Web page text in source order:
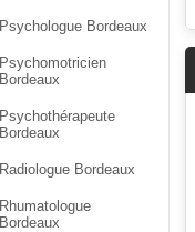
Psychologue Bordeaux
Psychomotricien
Bordeaux
Psychothérapeute
Bordeaux
Radiologue Bordeaux
Rhumatologue
Bordeaux